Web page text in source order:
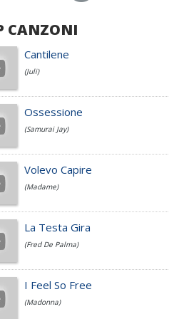
Achille Lauro
Cesare Cremonini
Jovanotti
Fedez
Simone Cristicchi
CANZONI
Cantilene
(Juli)
Ossessione
(Samurai Jay)
Volevo Capire
(Madame)
La Testa Gira
(Fred De Palma)
I Feel So Free
(Madonna)